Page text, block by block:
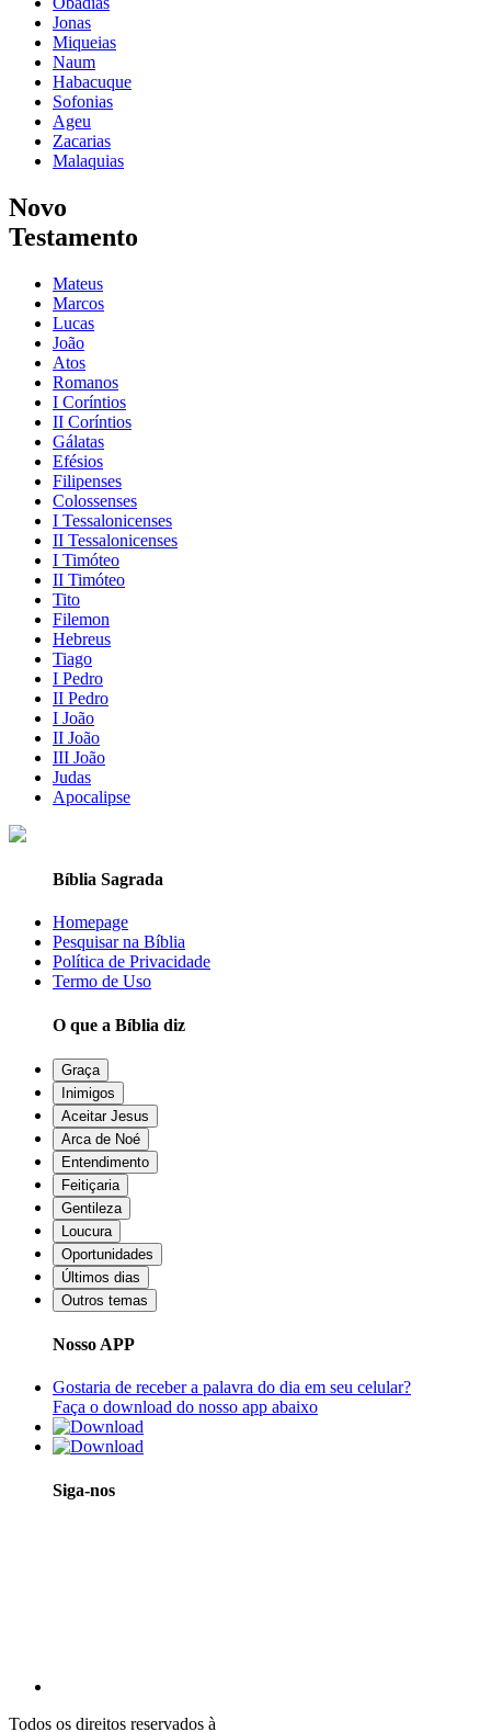
Jonas
Miqueias
Naum
Habacuque
Sofonias
Ageu
Zacarias
Malaquias
Novo
Testamento
Mateus
Marcos
Lucas
João
Atos
Romanos
I Coríntios
II Coríntios
Gálatas
Efésios
Filipenses
Colossenses
I Tessalonicenses
II Tessalonicenses
I Timóteo
II Timóteo
Tito
Filemon
Hebreus
Tiago
I Pedro
II Pedro
I João
II João
III João
Judas
Apocalipse
Bíblia Sagrada
Homepage
Pesquisar na Bíblia
Política de Privacidade
Termo de Uso
O que a Bíblia diz
Graça
Inimigos
Aceitar Jesus
Arca de Noé
Entendimento
Feitiçaria
Gentileza
Loucura
Oportunidades
Últimos dias
Outros temas
Nosso APP
Gostaria de receber a palavra do dia em seu celular?
Faça o download do nosso app abaixo
Siga-nos
Todos os direitos reservados à